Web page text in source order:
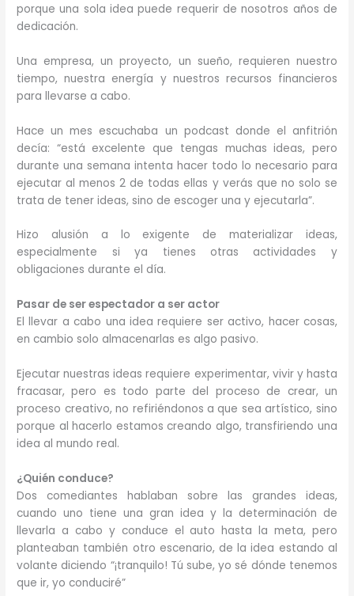
porque una sola idea puede requerir de nosotros años de
dedicación.
Una empresa, un proyecto, un sueño, requieren nuestro
tiempo, nuestra energía y nuestros recursos financieros
para llevarse a cabo.
Hace un mes escuchaba un podcast donde el anfitrión
decía: “está excelente que tengas muchas ideas, pero
durante una semana intenta hacer todo lo necesario para
ejecutar al menos 2 de todas ellas y verás que no solo se
trata de tener ideas, sino de escoger una y ejecutarla”.
Hizo alusión a lo exigente de materializar ideas,
especialmente si ya tienes otras actividades y
obligaciones durante el día.
Pasar de ser espectador a ser actor
El llevar a cabo una idea requiere ser activo, hacer cosas,
en cambio solo almacenarlas es algo pasivo.
Ejecutar nuestras ideas requiere experimentar, vivir y hasta
fracasar, pero es todo parte del proceso de crear, un
proceso creativo, no refiriéndonos a que sea artístico, sino
porque al hacerlo estamos creando algo, transfiriendo una
idea al mundo real.
¿Quién conduce?
Dos comediantes hablaban sobre las grandes ideas,
cuando uno tiene una gran idea y la determinación de
llevarla a cabo y conduce el auto hasta la meta, pero
planteaban también otro escenario, de la idea estando al
volante diciendo “¡tranquilo! Tú sube, yo sé dónde tenemos
que ir, yo conduciré”